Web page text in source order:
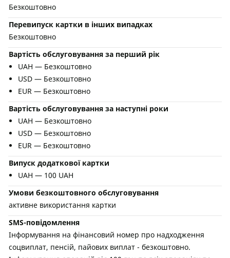
Безкоштовно
Перевипуск картки в інших випадках
Безкоштовно
Вартість обслуговування за перший рік
UAH — Безкоштовно
USD — Безкоштовно
EUR — Безкоштовно
Вартість обслуговування за наступні роки
UAH — Безкоштовно
USD — Безкоштовно
EUR — Безкоштовно
Випуск додаткової картки
UAH — 100 UAH
Умови безкоштовного обслуговування
активне використання картки
SMS-повідомлення
Інформування на фінансовий номер про надходження
соцвиплат, пенсій, пайових виплат - безкоштовно.